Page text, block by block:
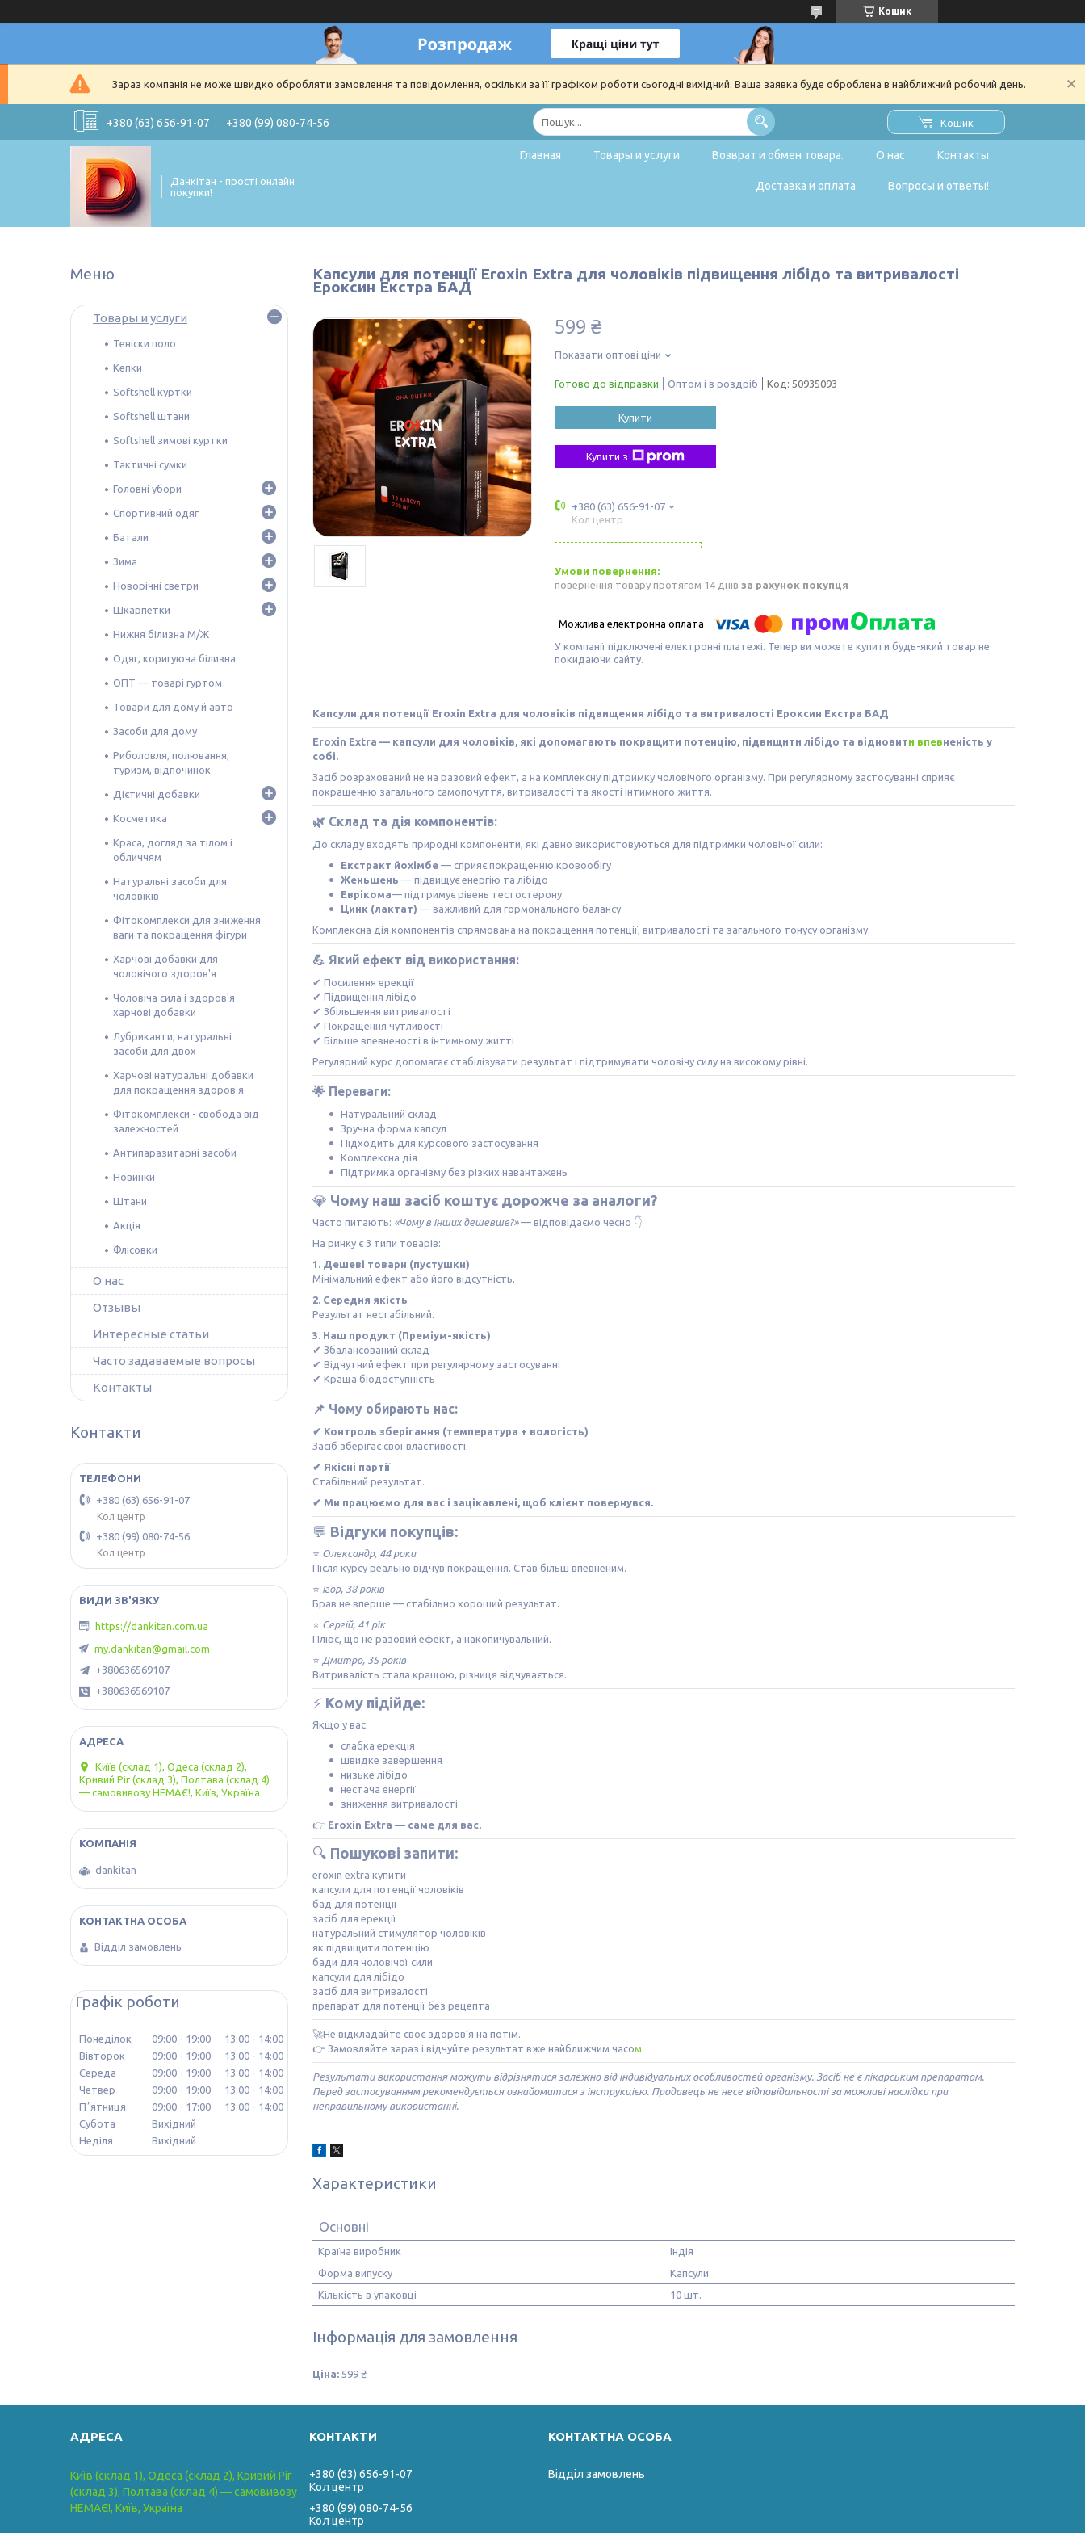
Кошик
Зараз компанія не може швидко обробляти замовлення та повідомлення, оскільки за її графіком роботи сьогодні вихідний. Ваша заявка буде оброблена в найближчий робочий день.
+380 (63) 656-91-07 +380 (99) 080-74-56 Кошик
Данкітан - прості онлайн
покупки!
Главная Товары и услуги Возврат и обмен товара. О нас Контакты
Доставка и оплата Вопросы и ответы!
Капсули для потенції Eroxin Extra для чоловіків підвищення лібідо та витривалості
Ероксин Екстра БАД
599 ₴
Показати оптові ціни
Готово до відправки Оптом і в роздріб Код: 50935093
Купити
Купити з
+380 (63) 656-91-07
Кол центр
повернення товару протягом 14 днів за рахунок покупця
У компанії підключені електронні платежі. Тепер ви можете купити будь-який товар не
покидаючи сайту.
Капсули для потенції Eroxin Extra для чоловіків підвищення лібідо та витривалості Ероксин Екстра БАД
Eroxin Extra — капсули для чоловіків, які допомагають покращити потенцію, підвищити лібідо та відновити впевненість у
собі.
Засіб розрахований не на разовий ефект, а на комплексну підтримку чоловічого організму. При регулярному застосуванні сприяє
покращенню загального самопочуття, витривалості та якості інтимного життя.
🌿 Склад та дія компонентів:
До складу входять природні компоненти, які давно використовуються для підтримки чоловічої сили:
Екстракт йохімбе — сприяє покращенню кровообігу
Женьшень — підвищує енергію та лібідо
Еврікома— підтримує рівень тестостерону
Цинк (лактат) — важливий для гормонального балансу
Комплексна дія компонентів спрямована на покращення потенції, витривалості та загального тонусу організму.
💪 Який ефект від використання:
✔ Посилення ерекції
✔ Підвищення лібідо
✔ Збільшення витривалості
✔ Покращення чутливості
✔ Більше впевненості в інтимному житті
Регулярний курс допомагає стабілізувати результат і підтримувати чоловічу силу на високому рівні.
🌟 Переваги:
Натуральний склад
Зручна форма капсул
Підходить для курсового застосування
Комплексна дія
Підтримка організму без різких навантажень
💎 Чому наш засіб коштує дорожче за аналоги?
Часто питають: «Чому в інших дешевше?»— відповідаємо чесно 👇
На ринку є 3 типи товарів:
1. Дешеві товари (пустушки)
Мінімальний ефект або його відсутність.
2. Середня якість
Результат нестабільний.
3. Наш продукт (Преміум-якість)
✔ Збалансований склад
✔ Відчутний ефект при регулярному застосуванні
✔ Краща біодоступність
📌 Чому обирають нас:
✔ Контроль зберігання (температура + вологість)
Засіб зберігає свої властивості.
✔ Якісні партії
Стабільний результат.
✔ Ми працюємо для вас і зацікавлені, щоб клієнт повернувся.
💬 Відгуки покупців:
⭐️ Олександр, 44 роки
Після курсу реально відчув покращення. Став більш впевненим.
⭐️ Ігор, 38 років
Брав не вперше — стабільно хороший результат.
⭐️ Сергій, 41 рік
Плюс, що не разовий ефект, а накопичувальний.
⭐️ Дмитро, 35 років
Витривалість стала кращою, різниця відчувається.
⚡ Кому підійде:
Якщо у вас:
слабка ерекція
швидке завершення
низьке лібідо
нестача енергії
зниження витривалості
👉 Eroxin Extra — саме для вас.
🔍 Пошукові запити:
eroxin extra купити
капсули для потенції чоловіків
бад для потенції
засіб для ерекції
натуральний стимулятор чоловіків
як підвищити потенцію
бади для чоловічої сили
капсули для лібідо
засіб для витривалості
препарат для потенції без рецепта
🚀Не відкладайте своє здоров’я на потім.
👉 Замовляйте зараз і відчуйте результат вже найближчим часом.
Результати використання можуть відрізнятися залежно від індивідуальних особливостей організму. Засіб не є лікарським препаратом.
Перед застосуванням рекомендується ознайомитися з інструкцією. Продавець не несе відповідальності за можливі наслідки при
неправильному використанні.
Характеристики
Основні
Країна виробник
Індія
Форма випуску
Капсули
Кількість в упаковці
10 шт.
Інформація для замовлення
Ціна: 599 ₴
Товары и услуги
Теніски поло
Кепки
Softshell куртки
Softshell штани
Softshell зимові куртки
Тактичні сумки
Головні убори
Спортивний одяг
Батали
Зима
Новорічні светри
Шкарпетки
Нижня білизна М/Ж
Одяг, коригуюча білизна
ОПТ — товарі гуртом
Товари для дому й авто
Засоби для дому
Риболовля, полювання,
туризм, відпочинок
Дієтичні добавки
Косметика
Краса, догляд за тілом і
обличчям
Натуральні засоби для
чоловіків
Фітокомплекси для зниження
ваги та покращення фігури
Харчові добавки для
чоловічого здоров'я
Чоловіча сила і здоров'я
харчові добавки
Лубриканти, натуральні
засоби для двох
Харчові натуральні добавки
для покращення здоров'я
Фітокомплекси - свобода від
залежностей
Антипаразитарні засоби
Новинки
Штани
Акція
Флісовки
О нас
Отзывы
Интересные статьи
Часто задаваемые вопросы
Контакты
Контакти
+380 (63) 656-91-07
Кол центр
+380 (99) 080-74-56
Кол центр
https://dankitan.com.ua
my.dankitan@gmail.com
+380636569107
+380636569107
Київ (склад 1), Одеса (склад 2),
Кривий Ріг (склад 3), Полтава (склад 4)
— самовивозу НЕМАЄ!, Київ, Україна
dankitan
Відділ замовлень
Графік роботи
Понеділок 09:00 19:00 13:00
14:00
Вівторок
09:00 19:00 13:00
14:00
Середа
09:00 19:00 13:00
14:00
Четвер
09:00 19:00 13:00
14:00
Пʼятниця
09:00 17:00 13:00
14:00
Субота
Вихідний
Неділя
Вихідний
Київ (склад 1), Одеса (склад 2), Кривий Ріг
(склад 3), Полтава (склад 4) — самовивозу
НЕМАЄ!, Київ, Україна
+380 (63) 656-91-07
Кол центр
+380 (99) 080-74-56
Кол центр
Відділ замовлень